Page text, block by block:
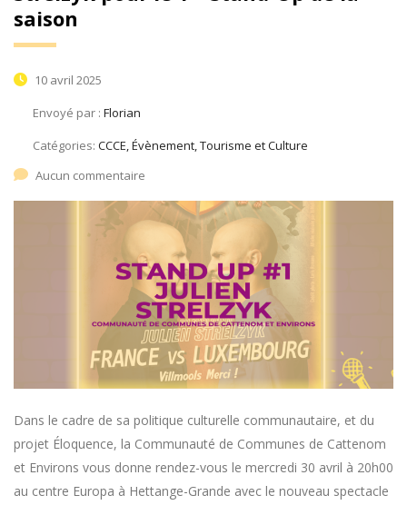
saison
10 avril 2025
Envoyé par : Florian
Catégories: CCCE, Évènement, Tourisme et Culture
Aucun commentaire
Dans le cadre de sa politique culturelle communautaire, et du
projet Éloquence, la Communauté de Communes de Cattenom
et Environs vous donne rendez-vous le mercredi 30 avril à 20h00
au centre Europa à Hettange-Grande avec le nouveau spectacle